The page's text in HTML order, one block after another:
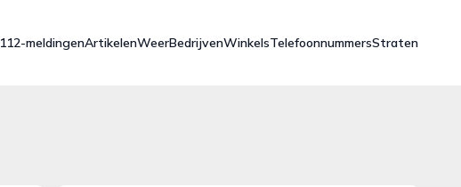
112-meldingenArtikelenWeerBedrijvenWinkelsTelefoonnummersStraten